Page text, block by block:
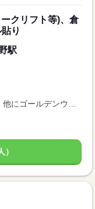
クリフト等)、倉
り
駅
土日祝休み（会社カレンダーによる） 他にゴールデンウィーク・お盆・年末年始の長期休暇もあり